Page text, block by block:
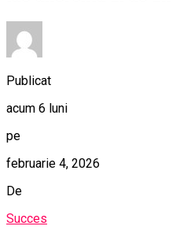
Publicat
acum 6 luni
pe
februarie 4, 2026
De
Succes